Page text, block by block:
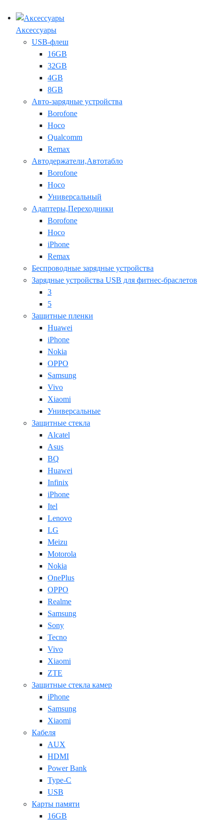
Аксессуары
USB-флеш
16GB
32GB
4GB
8GB
Авто-зарядные устройства
Borofone
Hoco
Qualcomm
Remax
Автодержатели,Автотабло
Borofone
Hoco
Универсальный
Адаптеры,Переходники
Borofone
Hoco
iPhone
Remax
Беспроводные зарядные устройства
Зарядные устройства USB для фитнес-браслетов
3
5
Защитные пленки
Huawei
iPhone
Nokia
OPPO
Samsung
Vivo
Xiaomi
Универсальные
Защитные стекла
Alcatel
Asus
BQ
Huawei
Infinix
iPhone
Itel
Lenovo
LG
Meizu
Motorola
Nokia
OnePlus
OPPO
Realme
Samsung
Sony
Tecno
Vivo
Xiaomi
ZTE
Защитные стекла камер
iPhone
Samsung
Xiaomi
Кабеля
AUX
HDMI
Power Bank
Type-C
USB
Карты памяти
16GB